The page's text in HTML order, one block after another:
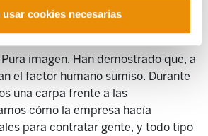
usar cookies necesarias
su actuación la empresa se ha
imagen. Han demostrado que, a
el factor humano sumiso. Durante
una carpa frente a las
cómo la empresa hacía
para contratar gente, y todo tipo